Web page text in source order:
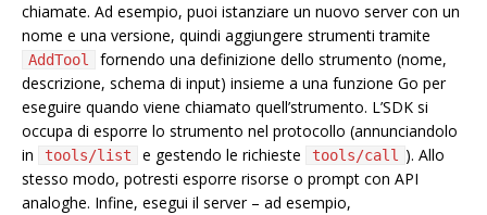
chiamate. Ad esempio, puoi istanziare un nuovo server con un
nome e una versione, quindi aggiungere strumenti tramite
AddTool
fornendo una definizione dello strumento (nome,
descrizione, schema di input) insieme a una funzione Go per
eseguire quando viene chiamato quell’strumento. L’SDK si
occupa di esporre lo strumento nel protocollo (annunciandolo
in
tools/list e gestendo le richieste tools/call
). Allo
stesso modo, potresti esporre risorse o prompt con API
analoghe. Infine, esegui il server – ad esempio,